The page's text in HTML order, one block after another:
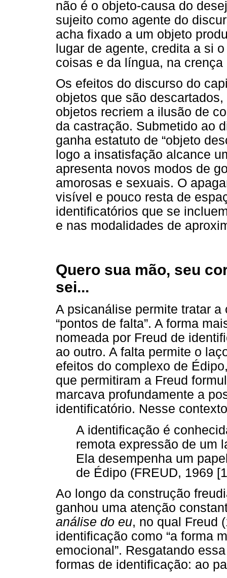
não é o objeto-causa do
sujeito como agente do
acha fixado a um objeto
lugar de agente, credita a si
coisas e da língua, na
Os efeitos do discurso do
objetos que são
objetos recriem a ilusão de
da castração. Submetido ao
ganha estatuto de “objeto
logo a insatisfação alcance
apresenta novos modos de
amorosas e sexuais. O
visível e pouco resta de
identificatórios que se
e nas modalidades de
Quero sua mão, seu
sei...
A psicanálise permite tratar
“pontos de falta”. A forma
nomeada por Freud de
ao outro. A falta permite o
efeitos do complexo de
que permitiram a Freud
marcava profundamente a
identificatório. Nesse
A identificação é
remota expressão de um
Ela desempenha um
de Édipo (FREUD, 1969
Ao longo da construção
ganhou uma atenção
análise do eu, no qual Freud
identificação como “a forma
emocional”. Resgatando
formas de identificação: ao